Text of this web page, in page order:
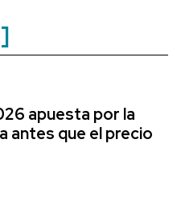
apuesta por la
antes que el precio